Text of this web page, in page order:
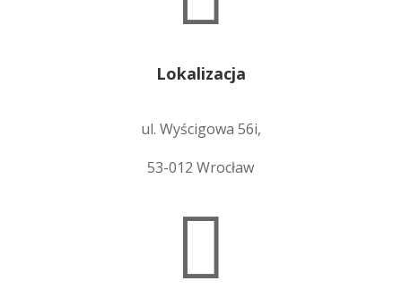
Lokalizacja
ul. Wyścigowa 56i,
53-012 Wrocław
